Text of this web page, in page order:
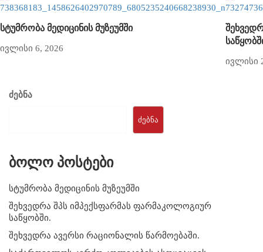
სტუმრობა მედიცინის მუზეუმში
ივლისი 6, 2026
ივლისი
ძებნა
ᲫᲔᲑᲜᲐ
ბოლო პოსტები
სტუმრობა მედიცინის მუზეუმში
შეხვედრა შპს იმპექსფარმას ფარმაკოლოგიურ
საწყობში.
შეხვედრა ავერსი რაციონალის წარმოებაში.